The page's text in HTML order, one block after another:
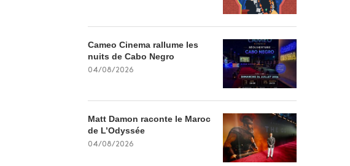
Cameo Cinema rallume les
nuits de Cabo Negro
04/08/2026
Matt Damon raconte le Maroc
de L’Odyssée
04/08/2026